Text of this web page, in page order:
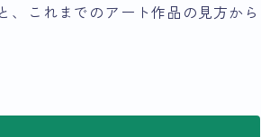
、これまでのアート作品の見方から